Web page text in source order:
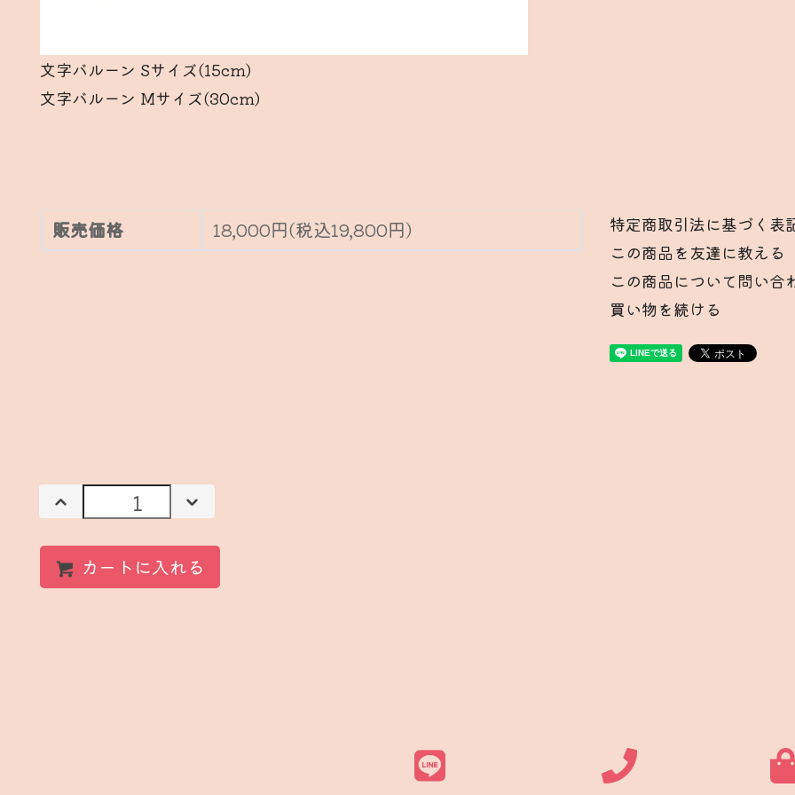
文字バルーン Sサイズ(15cm)
文字バルーン Mサイズ(30cm)
販売価格 18,000円(税込19,800円)
特定商取引法に基づく表
この商品を友達に教える
この商品について問い合
買い物を続ける
カートに入れる